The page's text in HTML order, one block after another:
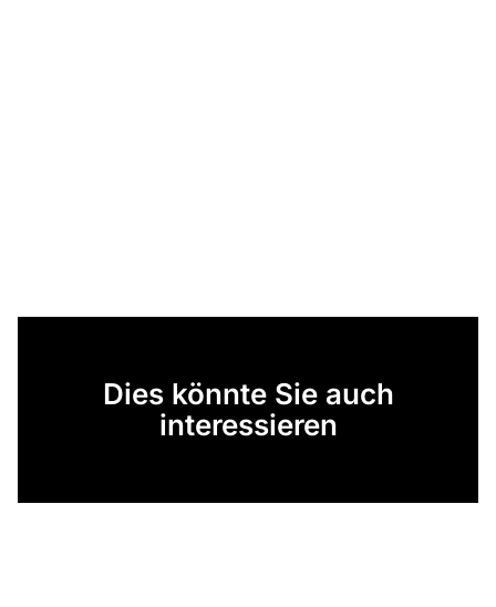
Dies könnte Sie auch
interessieren